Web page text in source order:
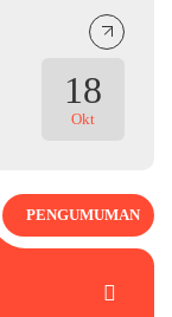
18
Okt
PENGUMUMAN